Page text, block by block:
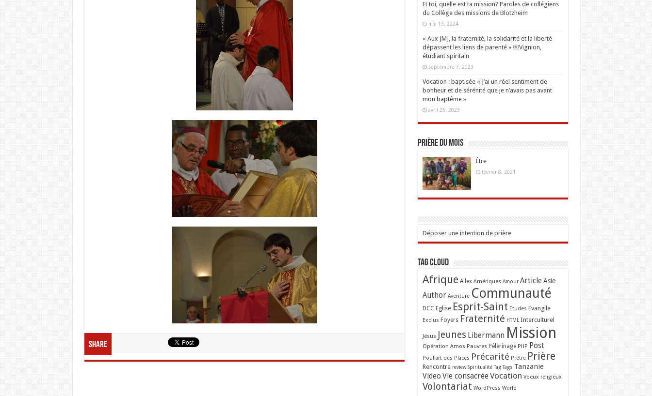
Share
Et toi, quelle est ta mission? Paroles de collégiens
du Collège des missions de Blotzheim
mai 13, 2024
« Aux JMJ, la fraternité, la solidarité et la liberté
dépassent les liens de parenté » ￼Vignion,
étudiant spiritain
septembre 7, 2023
Vocation : baptisée « J’ai un réel sentiment de
bonheur et de sérénité que je n’avais pas avant
mon baptême »
avril 25, 2023
Prière du mois
Être
février 8, 2021
Déposer une intention de prière
Tag Cloud
Afrique Allex Amériques Amour Article Asie
Author Aventure Communauté
DCC Eglise Esprit-Saint Etudes Evangile
Exclus Foyers Fraternité HTML Interculturel
Jésus Jeunes Libermann Mission
Opération Amos Pauvres Pèlerinage PHP Post
Poullart des Places Précarité Prêtre Prière
Rencontre review Spiritualité Tag Tags Tanzanie
Video Vie consacrée Vocation Voeux religieux
Volontariat WordPress World